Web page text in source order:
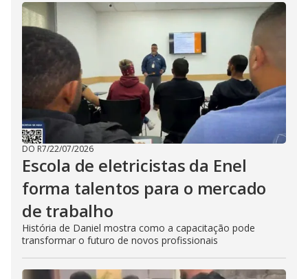
DO R7/22/07/2026
Escola de eletricistas da Enel
forma talentos para o mercado
de trabalho
História de Daniel mostra como a capacitação pode
transformar o futuro de novos profissionais